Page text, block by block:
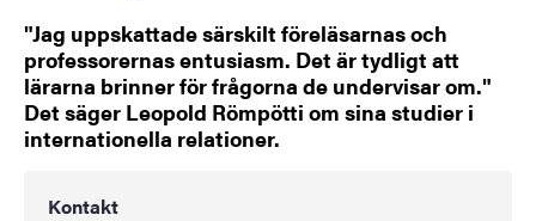
"Jag uppskattade särskilt föreläsarnas och
professorernas entusiasm. Det är tydligt att
lärarna brinner för frågorna de undervisar om."
Det säger Leopold Römpötti om sina studier i
internationella relationer.
Kontakt